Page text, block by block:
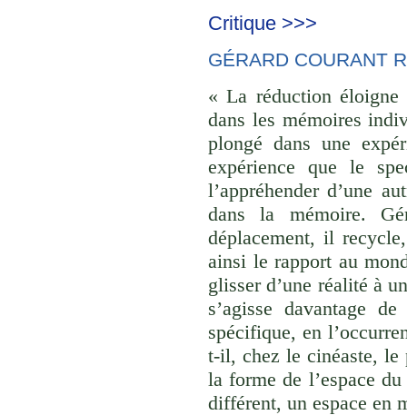
Critique >>>
GÉRARD COURANT
« La réduction
dans les mémoires
plongé dans une
expérience que le
l’appréhender d’une
dans la mémoire.
déplacement, il
ainsi le rapport au
glisser d’une réalité à
s’agisse davantage
spécifique, en
t-il, chez le cinéaste, le
la forme de l’espace
différent, un espace en